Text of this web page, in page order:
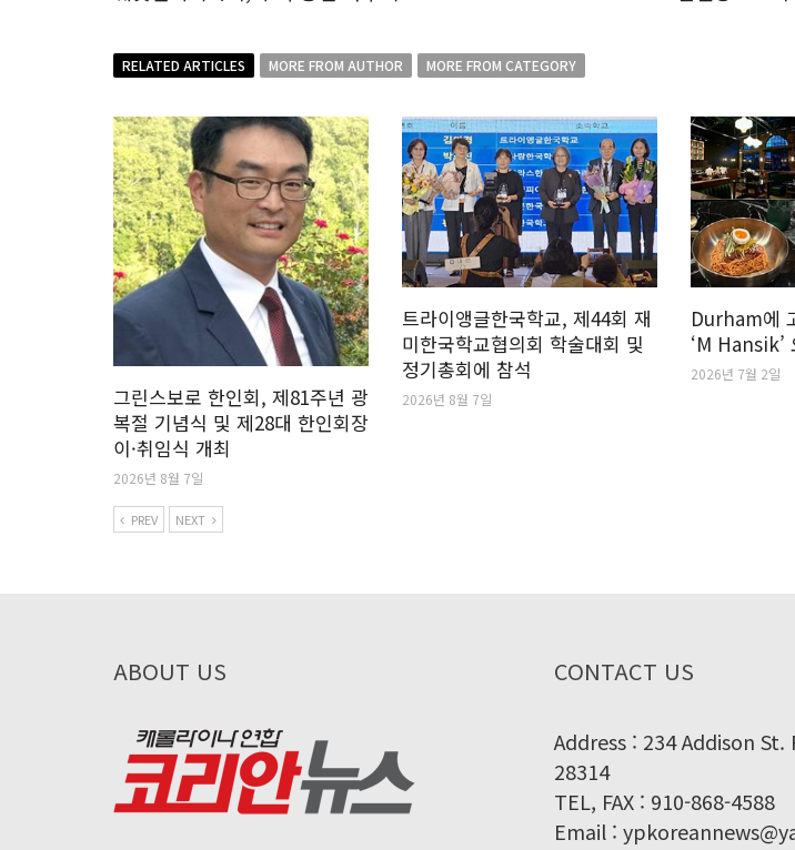
RELATED ARTICLES MORE FROM AUTHOR MORE FROM CATEGORY
그린스보로 한인회, 제81주년 광
복절 기념식 및 제28대 한인회장
이·취임식 개최
2026년 8월 7일
트라이앵글한국학교, 제44회 재
미한국학교협의회 학술대회 및
정기총회에 참석
2026년 8월 7일
Durham에
‘M Hansik’
2026년 7월 2일
PREV NEXT
ABOUT US CONTACT US
Address : 234 Addison
28314
TEL, FAX : 910-868-4588
Email :